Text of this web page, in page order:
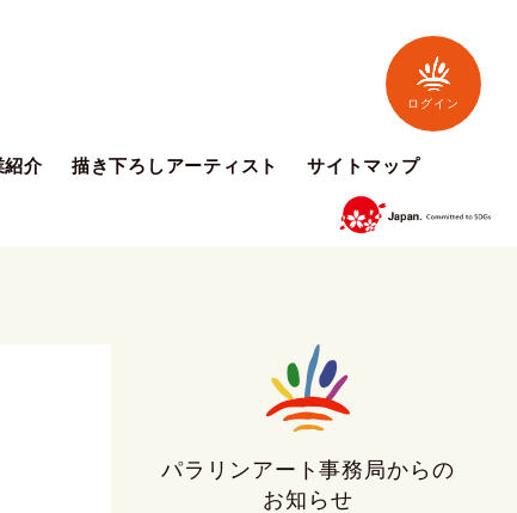
紹介 描き下ろしアーティスト サイトマップ
ログイン
パラリンアート事務局からの
お知らせ